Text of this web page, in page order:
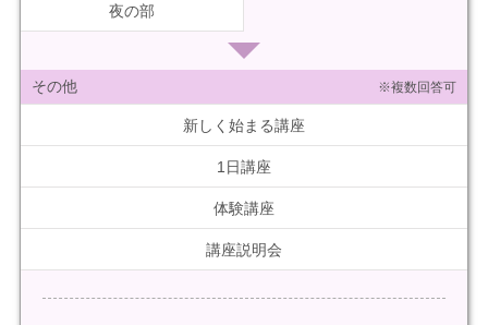
夜の部
その他 ※複数回答可
新しく始まる講座
1日講座
体験講座
講座説明会